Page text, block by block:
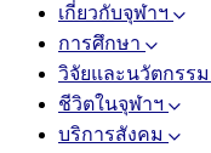
เกี่ยวกับจุฬาฯ
การศึกษา
วิจัยและนวัตกรรม
ชีวิตในจุฬาฯ
บริการสังคม